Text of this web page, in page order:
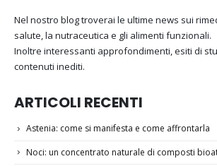
Nel nostro blog troverai le ultime news sui
salute, la nutraceutica e gli alimenti funzionali.
Inoltre interessanti approfondimenti, esiti di
contenuti inediti.
ARTICOLI RECENTI
Astenia: come si manifesta e come affrontarla
Noci: un concentrato naturale di composti